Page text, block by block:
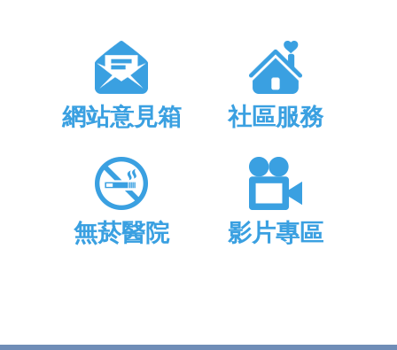
網站意見箱 社區服務
無菸醫院 影片專區